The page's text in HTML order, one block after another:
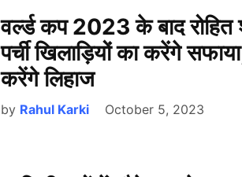
वर्ल्ड कप 2023 के बाद रोहित
पर्ची खिलाड़ियों का करेंगे
करेंगे लिहाज
by Rahul Karki October 5, 2023